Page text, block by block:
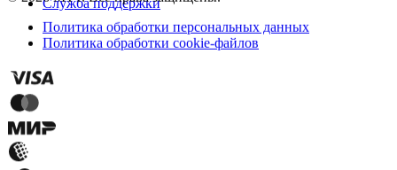
Служба поддержки
Политика обработки персональных данных
Политика обработки cookie-файлов